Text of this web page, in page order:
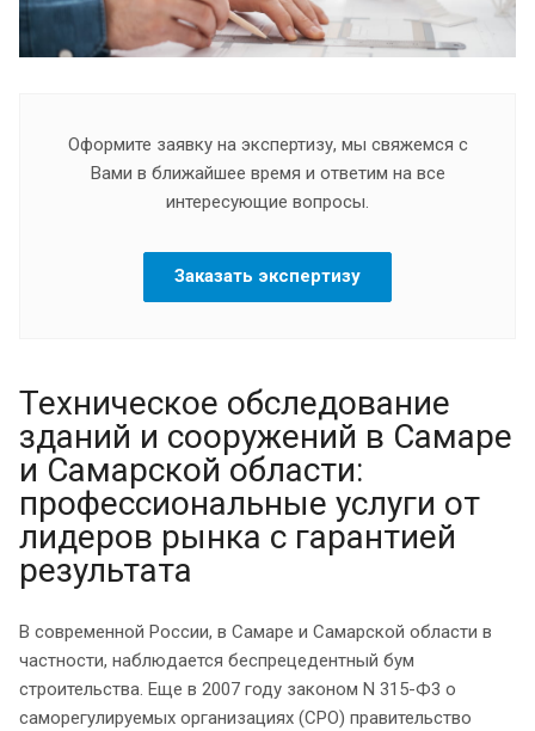
Оформите заявку на экспертизу, мы свяжемся с
Вами в ближайшее время и ответим на все
интересующие вопросы.
Заказать экспертизу
Техническое обследование
зданий и сооружений в Самаре
и Самарской области:
профессиональные услуги от
лидеров рынка с гарантией
результата
В современной России, в Самаре и Самарской области в
частности, наблюдается беспрецедентный бум
строительства. Еще в 2007 году законом N 315-Ф3 о
саморегулируемых организациях (СРО) правительство